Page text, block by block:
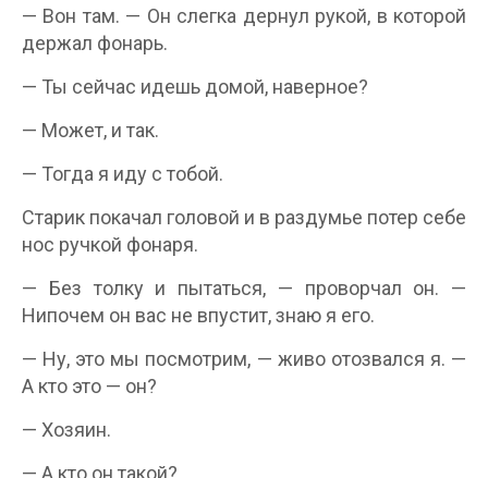
— Вон там. — Он слегка дернул рукой, в которой
держал фонарь.
— Ты сейчас идешь домой, наверное?
— Может, и так.
— Тогда я иду с тобой.
Старик покачал головой и в раздумье потер себе
нос ручкой фонаря.
— Без толку и пытаться, — проворчал он. —
Нипочем он вас не впустит, знаю я его.
— Ну, это мы посмотрим, — живо отозвался я. —
А кто это — он?
— Хозяин.
— А кто он такой?